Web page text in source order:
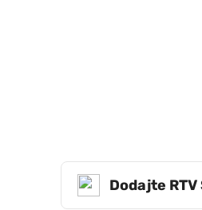
Dodajte